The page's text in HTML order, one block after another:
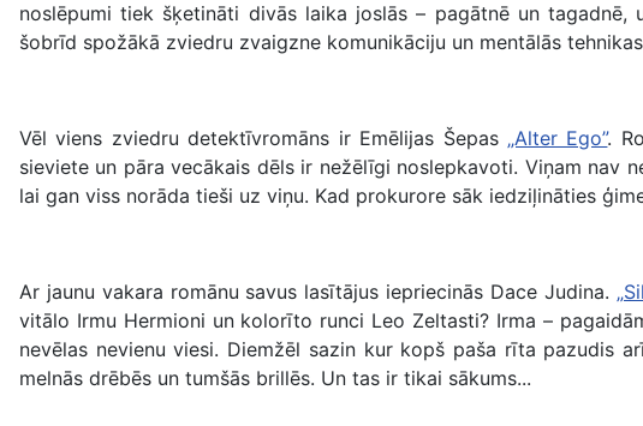
noslēpumi tiek šķetināti divās laika joslās – pagātnē un
šobrīd spožākā zviedru zvaigzne komunikāciju un mentālās
Vēl viens zviedru detektīvromāns ir Emēlijas Šepas „Alter Ego”.
sieviete un pāra vecākais dēls ir nežēlīgi noslepkavoti. Viņam nav
lai gan viss norāda tieši uz viņu. Kad prokurore sāk iedziļināties
Ar jaunu vakara romānu savus lasītājus iepriecinās Dace Judina.
vitālo Irmu Hermioni un kolorīto runci Leo Zeltasti? Irma –
nevēlas nevienu viesi. Diemžēl sazin kur kopš paša rīta pazudis
melnās drēbēs un tumšās brillēs. Un tas ir tikai sākums...